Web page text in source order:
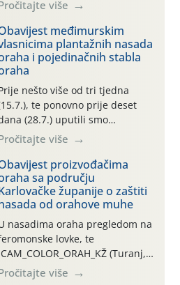
smo mjesecu tri puta upućivali
o preventivnim
zaštite krizantema od
uzročnika bolesti,
i fito-fagnih grinja (23.7.,
06.7.)! Na početku ovog
je zabilježeno je
i ekstremno vruće
razdoblje, uz
temperature […]
više
međimurskim
plantažnih nasada
i pojedinačnih stabla
nešto više od tri tjedna
te ponovno prije deset
(28.7.) uputili smo
vlasnicima plantažnih
nasada oraha i pojedinačnih
o početku leta i
potrebi usmjerenog
orahove muhe
completa)! Već
dana traje drugi
“toplinski udar”, koji
naročito izražen zadnja šest
(31.7.-05.8.), jer najviše
zraka svakodnevno
više
proizvođačima
sa području
županije o zaštiti
od orahove muhe
nasadima oraha pregledom na
lovke, te
CAM_COLOR_ORAH_KŽ (Turanj,
zabilježena je mala
više